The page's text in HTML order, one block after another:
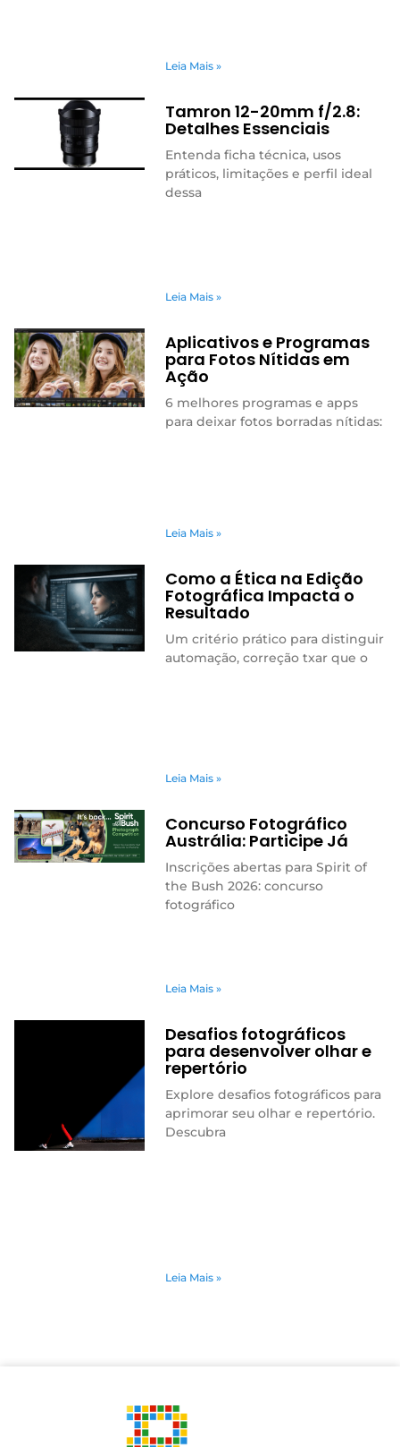
Leia Mais »
Tamron 12-20mm f/2.8:
Detalhes Essenciais
Entenda ficha técnica, usos
práticos, limitações e perfil ideal
dessa
Leia Mais »
Aplicativos e Programas
para Fotos Nítidas em
Ação
6 melhores programas e apps
para deixar fotos borradas nítidas:
Leia Mais »
Como a Ética na Edição
Fotográfica Impacta o
Resultado
Um critério prático para distinguir
automação, correção txar que o
Leia Mais »
Concurso Fotográfico
Austrália: Participe Já
Inscrições abertas para Spirit of
the Bush 2026: concurso
fotográfico
Leia Mais »
Desafios fotográficos
para desenvolver olhar e
repertório
Explore desafios fotográficos para
aprimorar seu olhar e repertório.
Descubra
Leia Mais »